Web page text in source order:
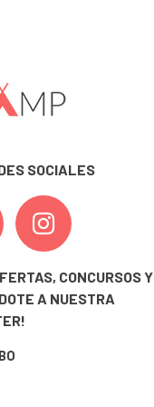
SOCIALES
CONCURSOS Y
A NUESTRA